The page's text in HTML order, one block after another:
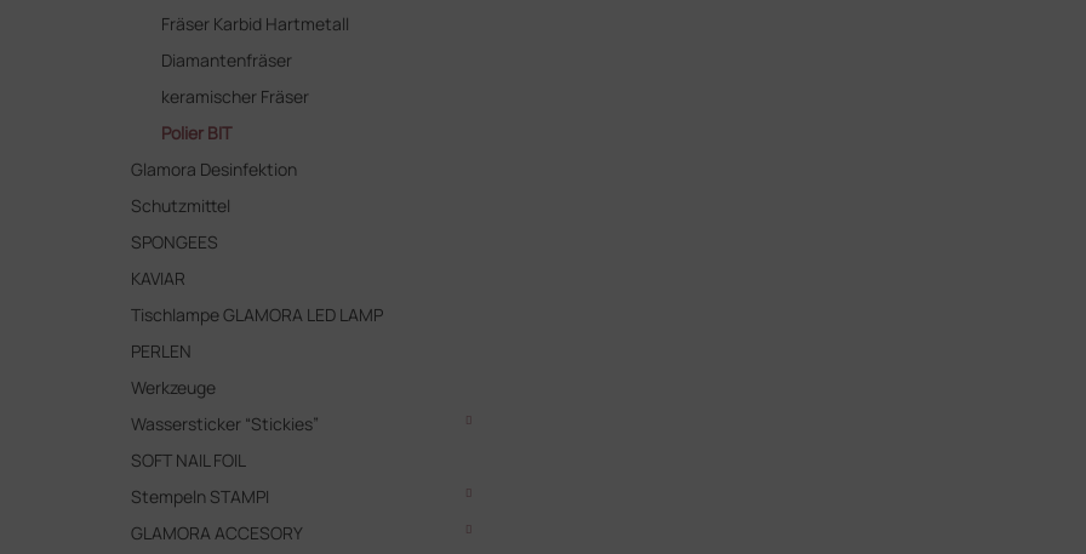
Fräser Karbid Hartmetall
Diamantenfräser
keramischer Fräser
Polier BIT
Glamora Desinfektion
Schutzmittel
SPONGEES
KAVIAR
Tischlampe GLAMORA LED LAMP
PERLEN
Werkzeuge
Wassersticker “Stickies”
SOFT NAIL FOIL
Stempeln STAMPI
GLAMORA ACCESORY